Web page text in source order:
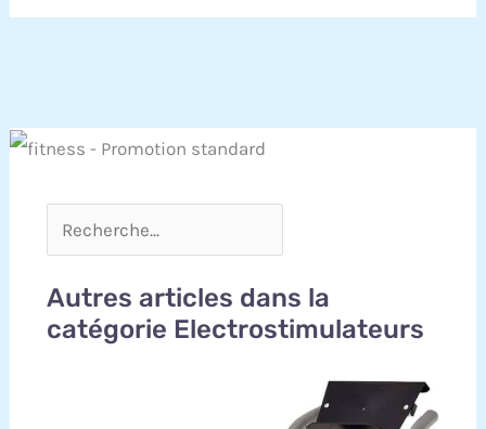
Autres articles dans la
catégorie Electrostimulateurs